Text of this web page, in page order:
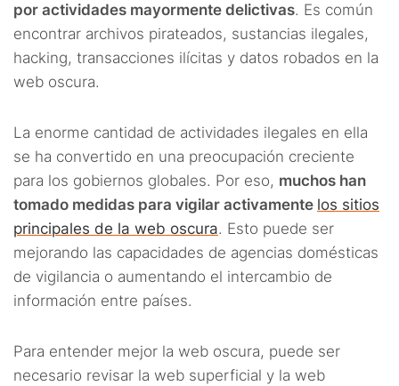
por actividades mayormente delictivas. Es común
encontrar archivos pirateados, sustancias ilegales,
hacking, transacciones ilícitas y datos robados en la
web oscura.
La enorme cantidad de actividades ilegales en ella
se ha convertido en una preocupación creciente
para los gobiernos globales. Por eso, muchos han
tomado medidas para vigilar activamente los sitios
principales de la web oscura. Esto puede ser
mejorando las capacidades de agencias domésticas
de vigilancia o aumentando el intercambio de
información entre países.
Para entender mejor la web oscura, puede ser
necesario revisar la web superficial y la web